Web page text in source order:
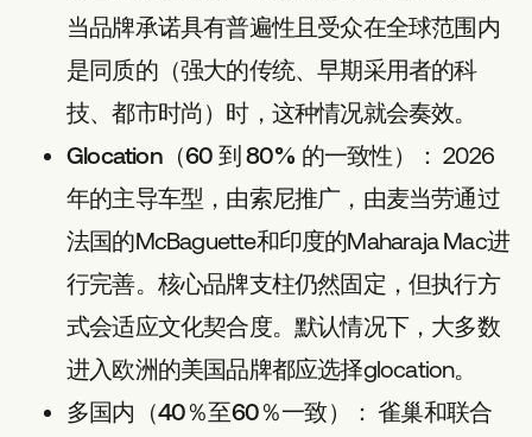
当品牌承诺具有普遍性且受众在全球范围内
是同质的（强大的传统、早期采用者的科
技、都市时尚）时，这种情况就会奏效。
Glocation（60 到 80% 的一致性）： 2026
年的主导车型，由索尼推广，由麦当劳通过
法国的McBaguette和印度的Maharaja Mac进
行完善。核心品牌支柱仍然固定，但执行方
式会适应文化契合度。默认情况下，大多数
进入欧洲的美国品牌都应选择glocation。
多国内（40％至60％一致）： 雀巢和联合